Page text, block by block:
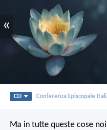
«
CEI Conferenza Episcopale
Ma in tutte queste cose